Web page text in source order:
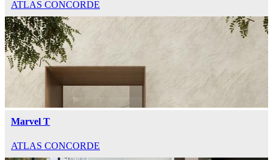
ATLAS CONCORDE
Marvel T
ATLAS CONCORDE